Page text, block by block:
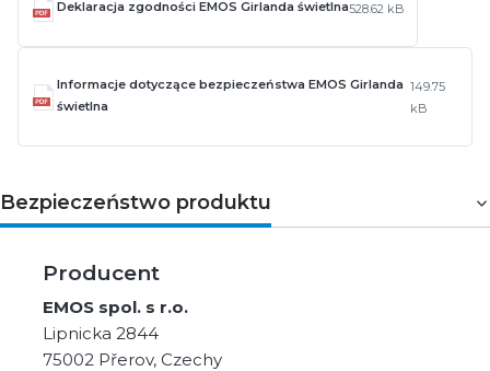
Deklaracja zgodności EMOS Girlanda świetlna528.62 kB
Informacje dotyczące bezpieczeństwa EMOS Girlanda
świetlna
149.75
kB
Bezpieczeństwo produktu
Producent
EMOS spol. s r.o.
Lipnicka 2844
75002 Přerov, Czechy